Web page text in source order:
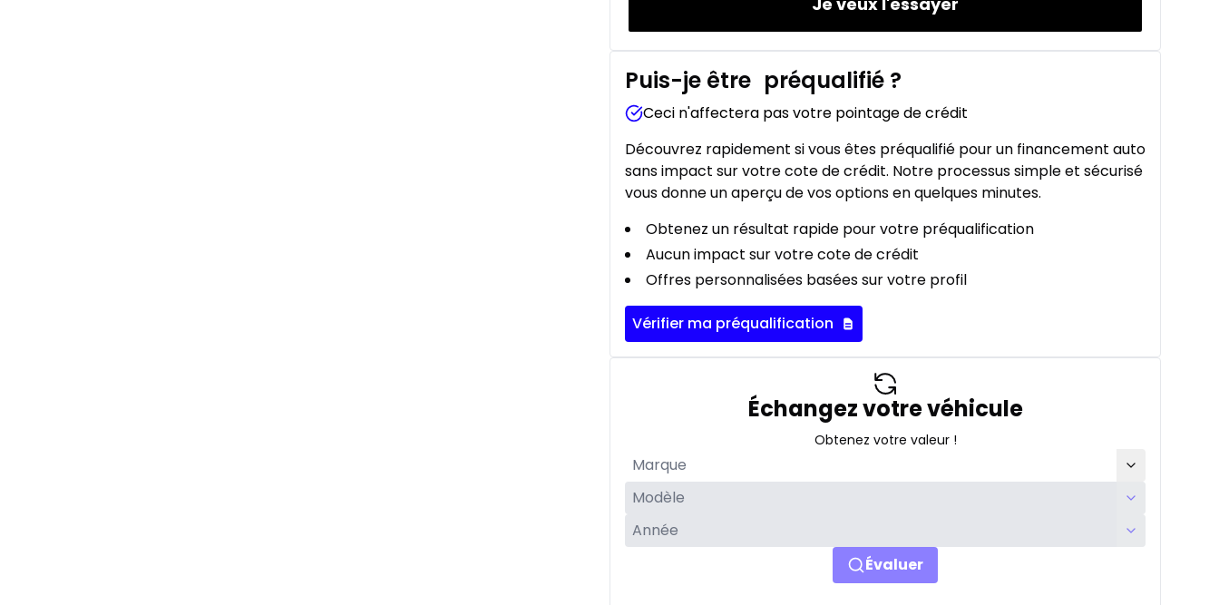
Puis-je être préqualifié ?
Ceci n'affectera pas votre pointage de crédit
Découvrez rapidement si vous êtes préqualifié pour un financement auto
sans impact sur votre cote de crédit. Notre processus simple et sécurisé
vous donne un aperçu de vos options en quelques minutes.
Obtenez un résultat rapide pour votre préqualification
Aucun impact sur votre cote de crédit
Offres personnalisées basées sur votre profil
Vérifier ma préqualification
Échangez votre véhicule
Obtenez votre valeur !
Évaluer